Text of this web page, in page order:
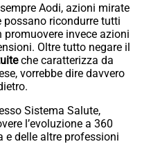
Aodi, azioni mirate
ricondurre tutti
promuovere invece azioni
Oltre tutto negare il
che caratterizza da
vorrebbe dire davvero
Sistema Salute,
l’evoluzione a 360
e delle altre professioni